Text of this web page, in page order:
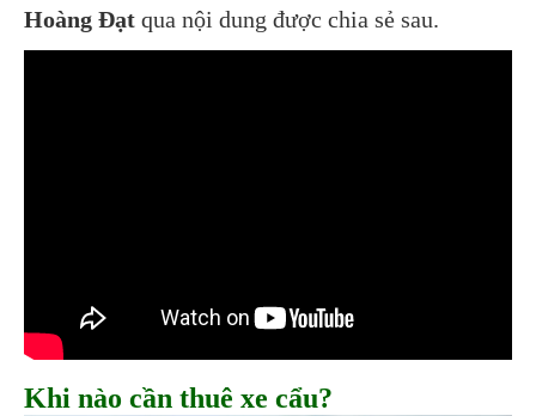
Hoàng Đạt qua nội dung được chia sẻ sau.
Khi nào cần thuê xe cẩu?